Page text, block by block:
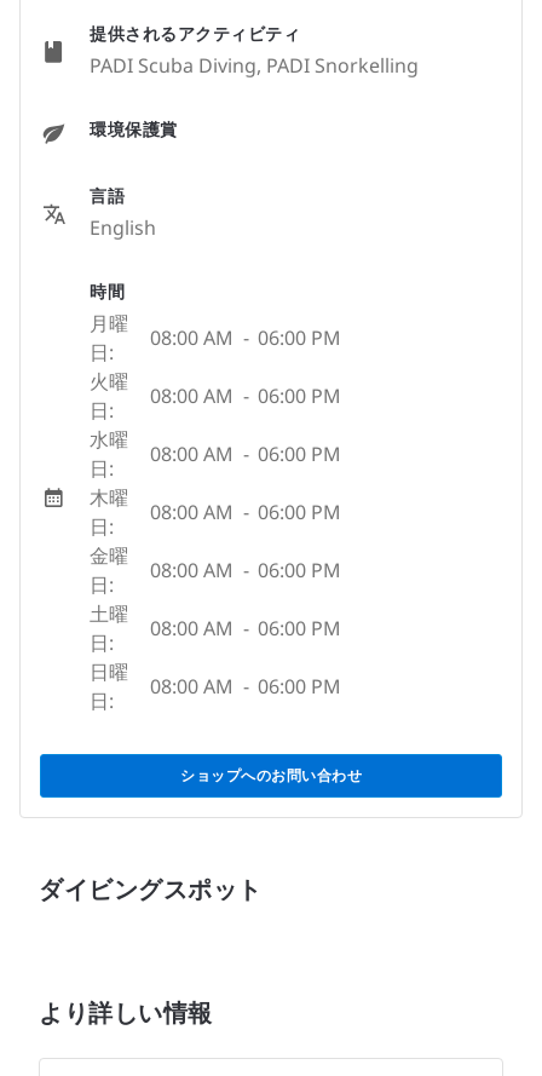
提供されるアクティビティ
PADI Scuba Diving, PADI Snorkelling
環境保護賞
言語
English
時間
月曜
日:
08:00 AM - 06:00 PM
火曜
日:
08:00 AM - 06:00 PM
水曜
日:
08:00 AM - 06:00 PM
木曜
日:
08:00 AM - 06:00 PM
金曜
日:
08:00 AM - 06:00 PM
土曜
日:
08:00 AM - 06:00 PM
日曜
日:
08:00 AM - 06:00 PM
ショップへのお問い合わせ
ダイビングスポット
より詳しい情報